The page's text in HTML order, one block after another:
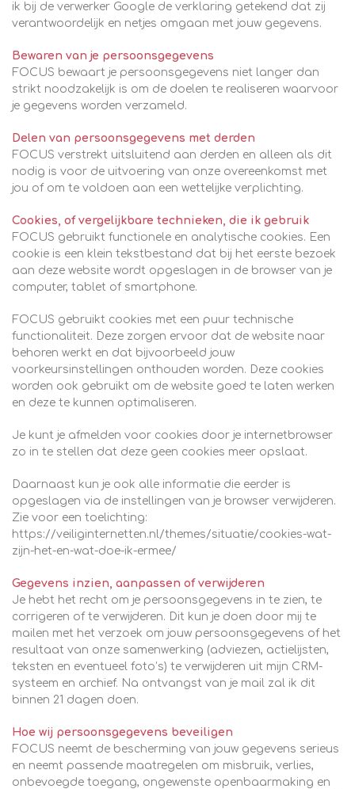
ik bij de verwerker Google de verklaring getekend dat zij
verantwoordelijk en netjes omgaan met jouw gegevens.
Bewaren van je persoonsgegevens
FOCUS bewaart je persoonsgegevens niet langer dan
strikt noodzakelijk is om de doelen te realiseren waarvoor
je gegevens worden verzameld.
Delen van persoonsgegevens met derden
FOCUS verstrekt uitsluitend aan derden en alleen als dit
nodig is voor de uitvoering van onze overeenkomst met
jou of om te voldoen aan een wettelijke verplichting.
Cookies, of vergelijkbare technieken, die ik gebruik
FOCUS gebruikt functionele en analytische cookies. Een
cookie is een klein tekstbestand dat bij het eerste bezoek
aan deze website wordt opgeslagen in de browser van je
computer, tablet of smartphone.
FOCUS gebruikt cookies met een puur technische
functionaliteit. Deze zorgen ervoor dat de website naar
behoren werkt en dat bijvoorbeeld jouw
voorkeursinstellingen onthouden worden. Deze cookies
worden ook gebruikt om de website goed te laten werken
en deze te kunnen optimaliseren.
Je kunt je afmelden voor cookies door je internetbrowser
zo in te stellen dat deze geen cookies meer opslaat.
Daarnaast kun je ook alle informatie die eerder is
opgeslagen via de instellingen van je browser verwijderen.
Zie voor een toelichting:
https://veiliginternetten.nl/themes/situatie/cookies-wat-
zijn-het-en-wat-doe-ik-ermee/
Gegevens inzien, aanpassen of verwijderen
Je hebt het recht om je persoonsgegevens in te zien, te
corrigeren of te verwijderen. Dit kun je doen door mij te
mailen met het verzoek om jouw persoonsgegevens of het
resultaat van onze samenwerking (adviezen, actielijsten,
teksten en eventueel foto’s) te verwijderen uit mijn CRM-
systeem en archief. Na ontvangst van je mail zal ik dit
binnen 21 dagen doen.
Hoe wij persoonsgegevens beveiligen
FOCUS neemt de bescherming van jouw gegevens serieus
en neemt passende maatregelen om misbruik, verlies,
onbevoegde toegang, ongewenste openbaarmaking en